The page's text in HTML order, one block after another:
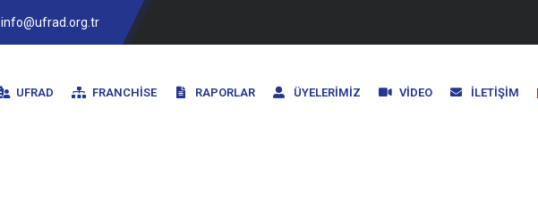
info@ufrad.org.tr
UFRAD FRANCHISE RAPORLAR ÜYELERIMIZ VIDEO İLETIŞIM